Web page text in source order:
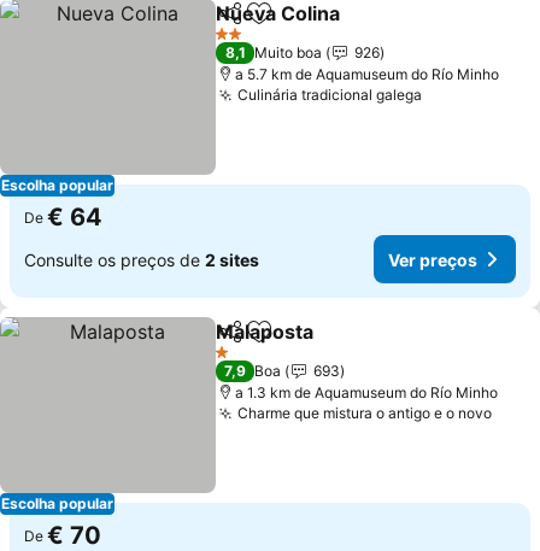
Escolha popular
PartilharAdicionar aos favoritos
Nueva Colina
2 Estrelas
8,1 Muito boa
926
a 5.7 km de Aquamuseum do Río Minho
Culinária tradicional galega
De € 64
Consulte os preços de 2 sites Ver preços
Escolha popular
PartilharAdicionar aos favoritos
Malaposta
1 Estrelas
7,9 Boa
693
a 1.3 km de Aquamuseum do Río Minho
Charme que mistura o antigo e o novo
De € 70